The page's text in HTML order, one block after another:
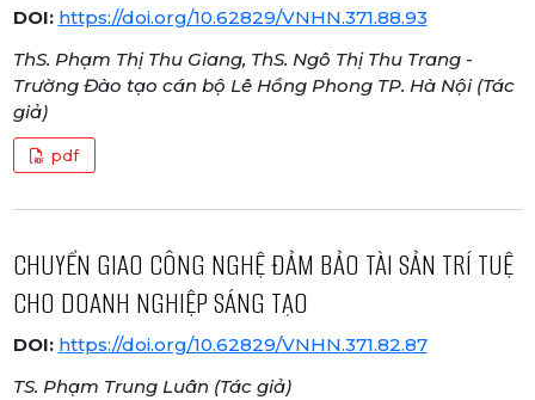
DOI: https://doi.org/10.62829/VNHN.371.88.93
ThS. Phạm Thị Thu Giang, ThS. Ngô Thị Thu Trang -
Trường Đào tạo cán bộ Lê Hồng Phong TP. Hà Nội (Tác
giả)
pdf
CHUYỂN GIAO CÔNG NGHỆ ĐẢM BẢO TÀI SẢN TRÍ TUỆ
CHO DOANH NGHIỆP SÁNG TẠO
DOI: https://doi.org/10.62829/VNHN.371.82.87
TS. Phạm Trung Luân (Tác giả)